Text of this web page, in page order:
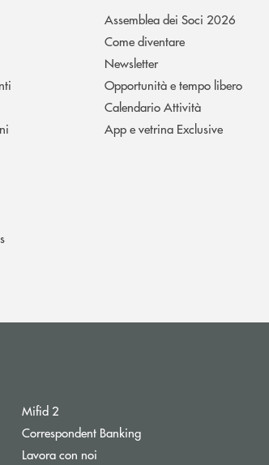
Assemblea dei Soci 2026
Come diventare
Newsletter
Opportunità e tempo libero
Calendario Attività
App e vetrina Exclusive
Mifid 2
Correspondent Banking
Lavora con noi